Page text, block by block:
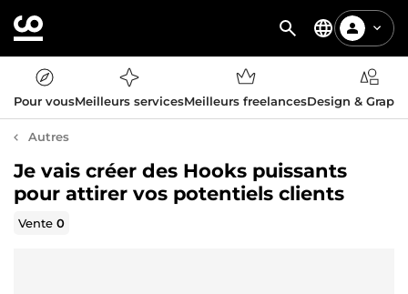
Pour vousMeilleurs servicesMeilleurs freelancesDesign &
Autres
Je vais créer des Hooks puissants
pour attirer vos potentiels clients
Vente0